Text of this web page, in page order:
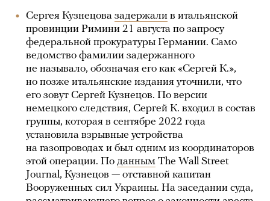
Сергея Кузнецова задержали в итальянской
провинции Римини 21 августа по запросу
федеральной прокуратуры Германии. Само
ведомство фамилии задержанного
не называло, обозначая его как «Сергей К.»,
но позже итальянские издания уточнили, что
его зовут Сергей Кузнецов. По версии
немецкого следствия, Сергей К. входил в состав
группы, которая в сентябре 2022 года
установила взрывные устройства
на газопроводах и был одним из координаторов
этой операции. По данным The Wall Street
Journal, Кузнецов — отставной капитан
Вооруженных сил Украины. На заседании суда,